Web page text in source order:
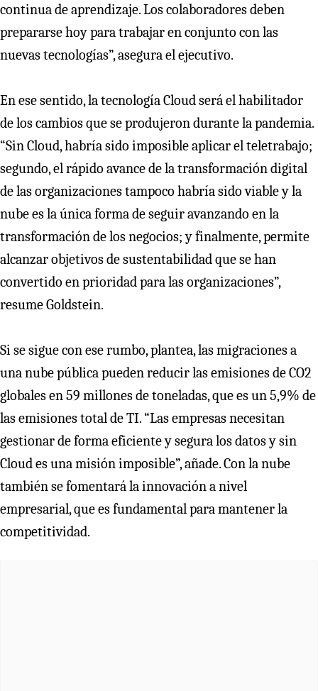
continua de aprendizaje. Los colaboradores deben
prepararse hoy para trabajar en conjunto con las
nuevas tecnologías”, asegura el ejecutivo.
En ese sentido, la tecnología Cloud será el habilitador
de los cambios que se produjeron durante la pandemia.
“Sin Cloud, habría sido imposible aplicar el teletrabajo;
segundo, el rápido avance de la transformación digital
de las organizaciones tampoco habría sido viable y la
nube es la única forma de seguir avanzando en la
transformación de los negocios; y finalmente, permite
alcanzar objetivos de sustentabilidad que se han
convertido en prioridad para las organizaciones”,
resume Goldstein.
Si se sigue con ese rumbo, plantea, las migraciones a
una nube pública pueden reducir las emisiones de CO2
globales en 59 millones de toneladas, que es un 5,9% de
las emisiones total de TI. “Las empresas necesitan
gestionar de forma eficiente y segura los datos y sin
Cloud es una misión imposible”, añade. Con la nube
también se fomentará la innovación a nivel
empresarial, que es fundamental para mantener la
competitividad.